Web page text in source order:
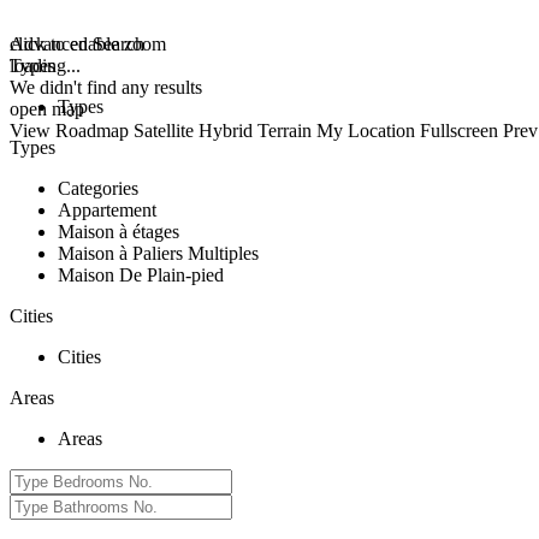
click to enable zoom
loading...
We didn't find any results
open map
View Roadmap Satellite Hybrid Terrain My Location Fullscreen Prev
Advanced Search
Types
Types
Types
Categories
Appartement
Maison à étages
Maison à Paliers Multiples
Maison De Plain-pied
Cities
Cities
Areas
Areas